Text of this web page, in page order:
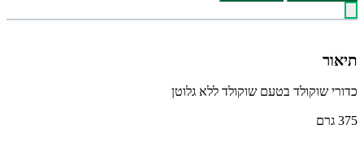
תיאור
כדורי שוקולד בטעם שוקולד ללא גלוטן
375 גרם